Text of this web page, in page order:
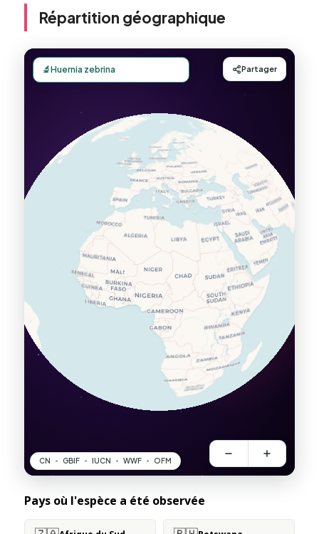
Répartition géographique
Pays où l'espèce a été observée